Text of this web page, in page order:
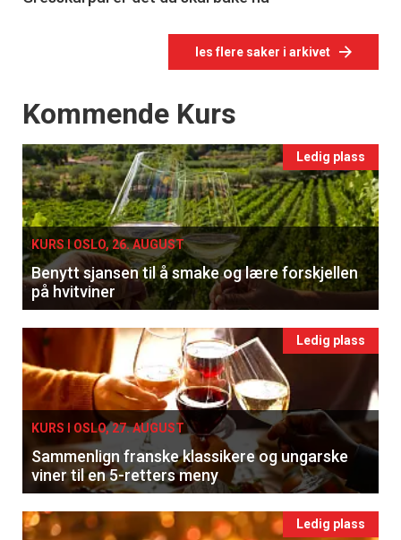
les flere saker i arkivet
Events
Kommende Kurs
Ledig plass
KURS I OSLO, 26. AUGUST
Benytt sjansen til å smake og lære forskjellen
på hvitviner
Ledig plass
KURS I OSLO, 27. AUGUST
Sammenlign franske klassikere og ungarske
viner til en 5-retters meny
Ledig plass